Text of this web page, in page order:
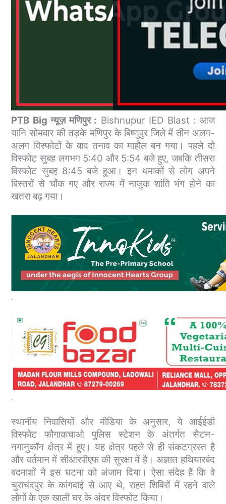
PTB Big न्यूज़ मणिपुर : Bishnupur IED Blast : आज
यानि सोमवार की तड़के मणिपुर के बिष्णुपुर जिले में तीन अलग-
अलग विस्फोटों के बाद तनाव का माहौल बन गया। पहले दो
विस्फोट सुबह लगभग 5:40 और 5:54 बजे हुए, जबकि तीसरा
विस्फोट सुबह 8:45 बजे हुआ। इन धमाकों से लोग अपने
बिस्तरों से चौंक गए और राज्य में नाजुक शांति भंग होने का
खतरा बढ़ गया।
.
.
स्थानीय निवासियों और मीडिया के अनुसार, ये आईईडी
विस्फोट फौगाकचाओ पुलिस स्टेशन के अंतर्गत सैटन-
नगानुकॉन क्षेत्र में हुए। यह क्षेत्र पहले से ही संकटग्रस्त है
और वर्तमान में सीआरपीएफ की सुरक्षा में है।अज्ञात हथियारबंद
बदमाशों ने इस घटना को अंजाम दिया। ऐसा संदेह है कि वे
चुराचंदपुर के कांगवाई से आए थे, राहत शिविरों में रहने वाले
लोगों के एक खाली घर के अंदर विस्फोट किया।